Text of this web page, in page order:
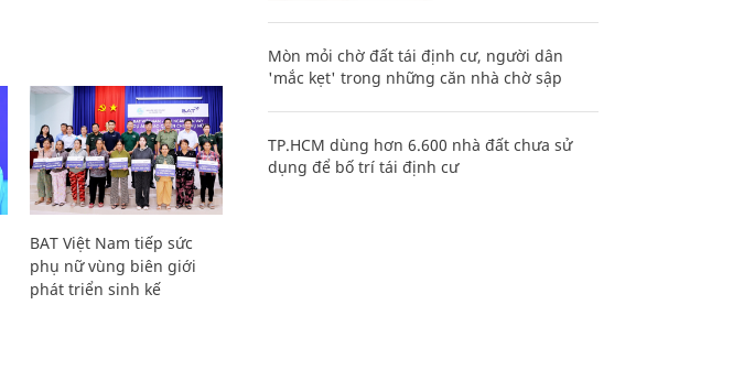
BAT Việt Nam tiếp sức
phụ nữ vùng biên giới
phát triển sinh kế
Mòn mỏi chờ đất tái định cư, người dân
'mắc kẹt' trong những căn nhà chờ sập
TP.HCM dùng hơn 6.600 nhà đất chưa sử
dụng để bố trí tái định cư